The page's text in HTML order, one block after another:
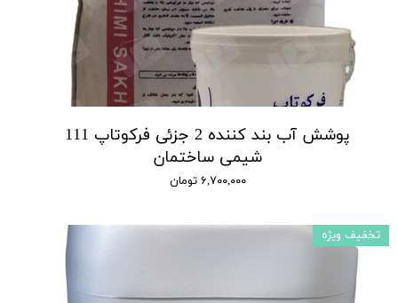
پوشش آب بند کننده 2 جزئی فرکوتاپ 111
شیمی ساختمان
۶,۷۰۰,۰۰۰ تومان
تخفیف ویژه